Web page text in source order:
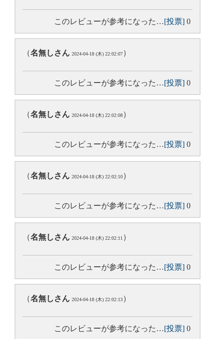
このレビューが参考になった…[投票] 0
（名無しさん 2024-04-18 (木) 22:02:07）
このレビューが参考になった…[投票] 0
（名無しさん 2024-04-18 (木) 22:02:08）
このレビューが参考になった…[投票] 0
（名無しさん 2024-04-18 (木) 22:02:10）
このレビューが参考になった…[投票] 0
（名無しさん 2024-04-18 (木) 22:02:11 ）
このレビューが参考になった…[投票] 0
（名無しさん 2024-04-18 (木) 22:02:13）
このレビューが参考になった…[投票] 0